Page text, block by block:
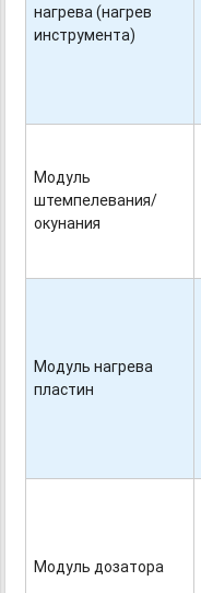
нагрева (нагрев
инструмента)
Модуль
штемпелевания/
окунания
Модуль нагрева
пластин
Модуль дозатора